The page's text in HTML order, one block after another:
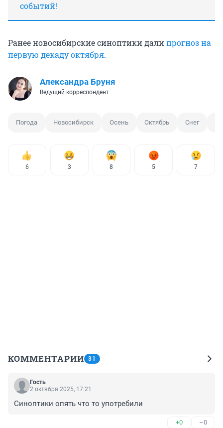
событий!
Ранее новосибирские синоптики далипрогноз на
первую декаду октября.
Александра Бруня
Ведущий корреспондент
Погода Новосибирск Осень Октябрь Снег
6 3 8 5 7
КОММЕНТАРИИ 31
Гость
2 октября 2025, 17:21
Синоптики опять что то употребили
+0 –0